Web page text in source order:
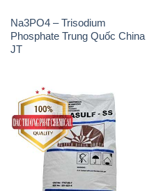
Na3PO4 – Trisodium
Phosphate Trung Quốc China
JT